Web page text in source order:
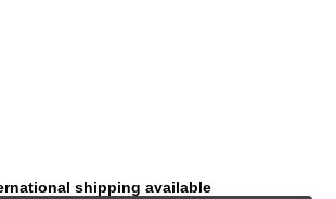
shipping available